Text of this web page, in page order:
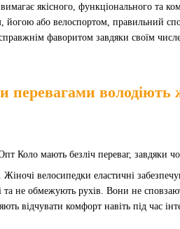
якісного, функціонального та
йогою або велоспортом, правильний
фаворитом завдяки своїм
перевагами володіють
Коло мають безліч переваг,
велосипедки еластичні
та не обмежують рухів. Вони не
відчувати комфорт навіть під час